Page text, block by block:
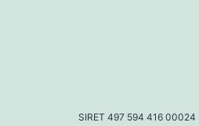
SIRET 497 594 416 00024